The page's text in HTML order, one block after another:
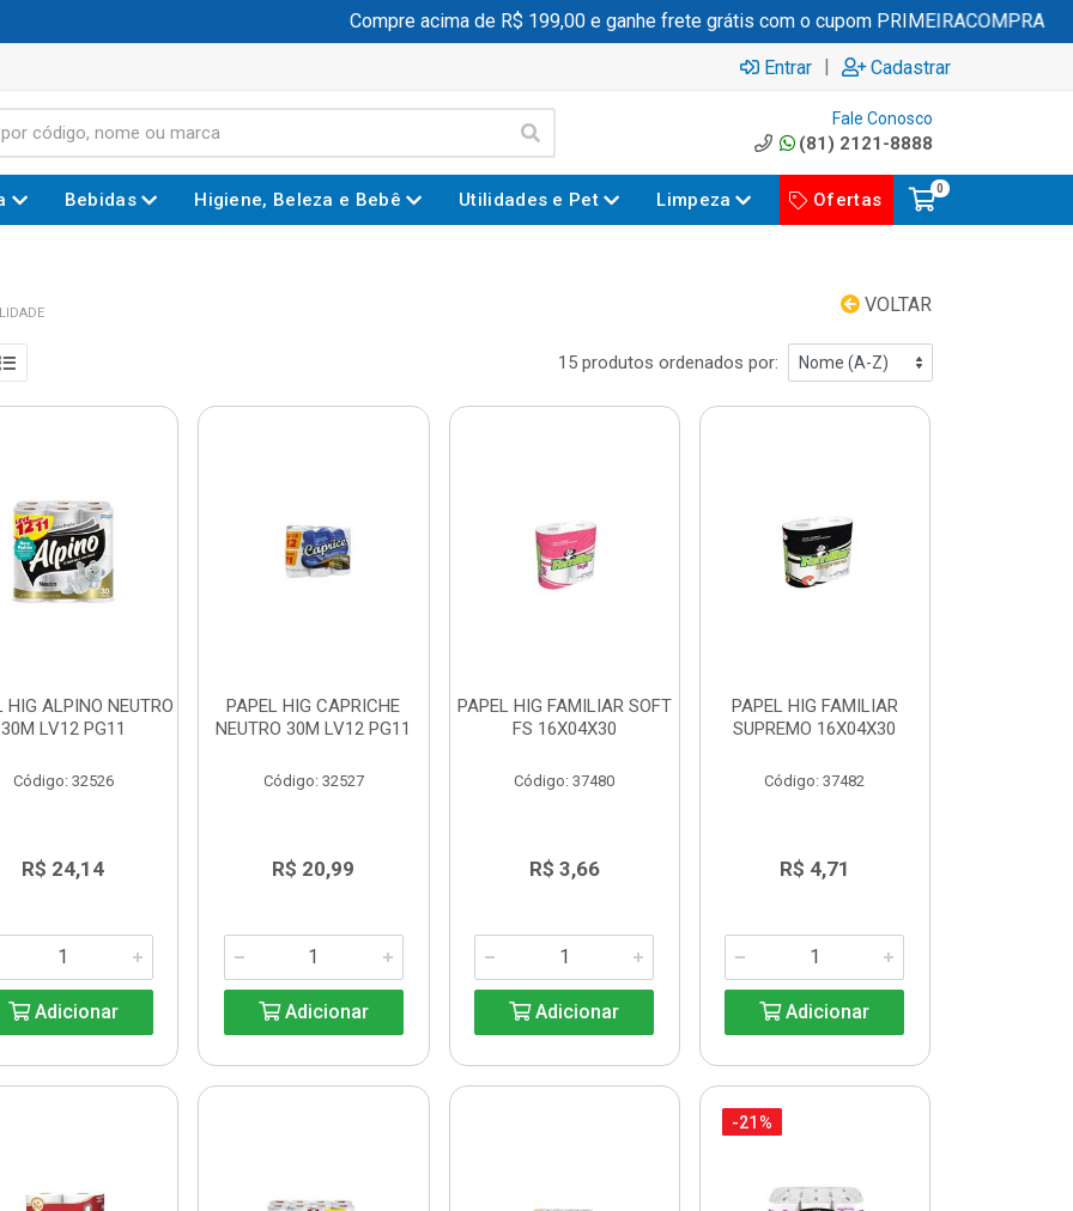
Compre acima de R$ 199,00 e ganhe frete grátis com o cupom PRIMEIRACOMPRA
Entrar | Cadastrar
Fale Conosco
(81) 2121-8888
Bebidas Higiene, Beleza e Bebê Utilidades e Pet Limpeza Ofertas
0
VOLTAR
15 produtos ordenados por:
HIG ALPINO NEUTRO
30M LV12 PG11
Código: 32526
R$ 24,14
Adicionar
PAPEL HIG CAPRICHE
NEUTRO 30M LV12 PG11
Código: 32527
R$ 20,99
Adicionar
PAPEL HIG FAMILIAR SOFT
FS 16X04X30
Código: 37480
R$ 3,66
Adicionar
PAPEL HIG FAMILIAR
SUPREMO 16X04X30
Código: 37482
R$ 4,71
Adicionar
-21%